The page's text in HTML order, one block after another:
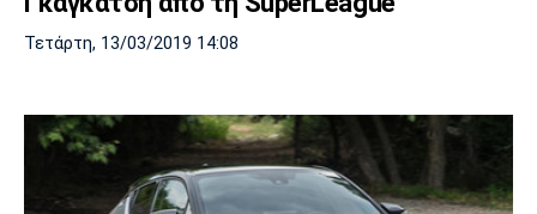
Τετάρτη, 13/03/2019 14:08